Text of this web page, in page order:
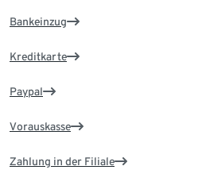
Bankeinzug
Kreditkarte
Paypal
Vorauskasse
Zahlung in der Filiale